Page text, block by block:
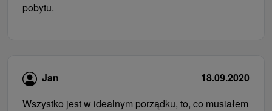
pobytu.
Jan
18.09.2020
Wszystko jest w idealnym porządku, to, co musiałem